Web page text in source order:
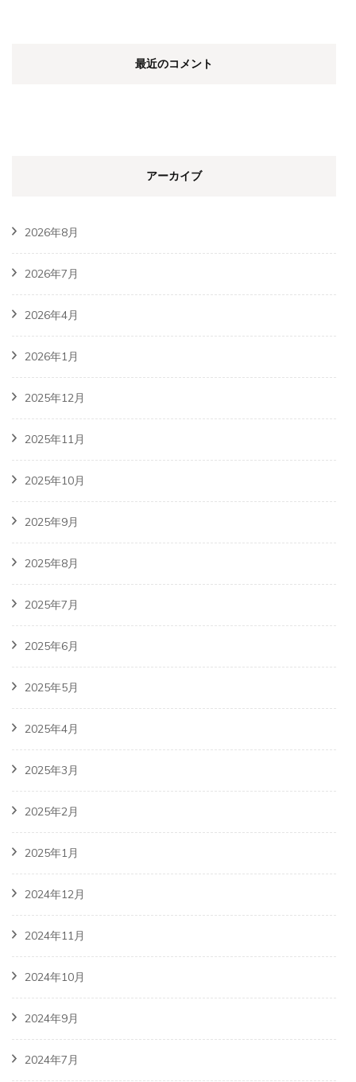
最近のコメント
アーカイブ
2026年8月
2026年7月
2026年4月
2026年1月
2025年12月
2025年11月
2025年10月
2025年9月
2025年8月
2025年7月
2025年6月
2025年5月
2025年4月
2025年3月
2025年2月
2025年1月
2024年12月
2024年11月
2024年10月
2024年9月
2024年7月